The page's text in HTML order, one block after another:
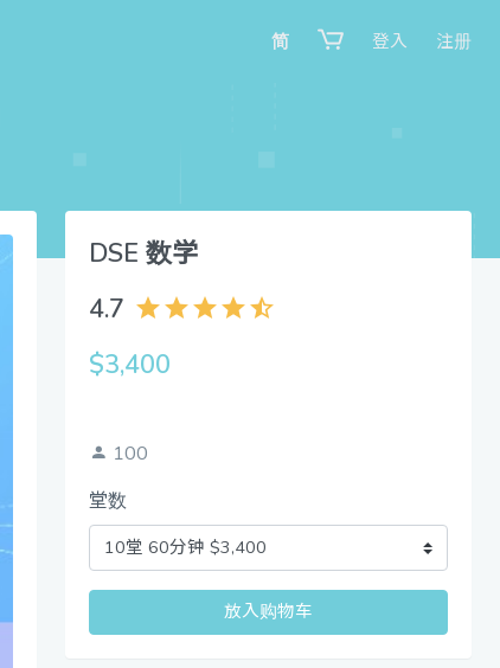
简 登入 注册
DSE 数学
4.7
$3,400
100
堂数
放入购物车